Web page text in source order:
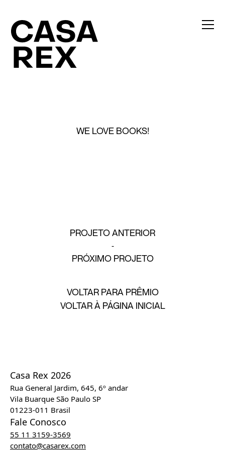
WE LOVE BOOKS!
PROJETO ANTERIOR
PRÓXIMO PROJETO
VOLTAR PARA PRÊMIO
VOLTAR À PÁGINA INICIAL
Casa Rex 2026
Rua General Jardim, 645, 6º andar
Vila Buarque São Paulo SP
01223-011 Brasil
Fale Conosco
55 11 3159-3569
contato@casarex.com